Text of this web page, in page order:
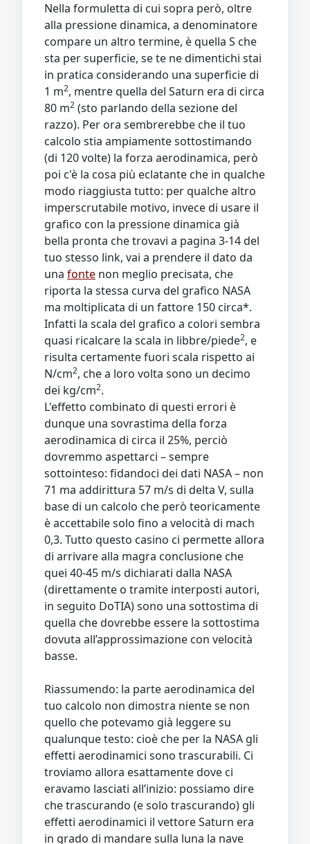
Nella formuletta di cui sopra però, oltre
alla pressione dinamica, a denominatore
compare un altro termine, è quella S che
sta per superficie, se te ne dimentichi stai
in pratica considerando una superficie di
1 m2, mentre quella del Saturn era di circa
80 m2 (sto parlando della sezione del
razzo). Per ora sembrerebbe che il tuo
calcolo stia ampiamente sottostimando
(di 120 volte) la forza aerodinamica, però
poi c'è la cosa più eclatante che in qualche
modo riaggiusta tutto: per qualche altro
imperscrutabile motivo, invece di usare il
grafico con la pressione dinamica già
bella pronta che trovavi a pagina 3-14 del
tuo stesso link, vai a prendere il dato da
una fonte non meglio precisata, che
riporta la stessa curva del grafico NASA
ma moltiplicata di un fattore 150 circa*.
Infatti la scala del grafico a colori sembra
quasi ricalcare la scala in libbre/piede2, e
risulta certamente fuori scala rispetto ai
N/cm2, che a loro volta sono un decimo
dei kg/cm2.
L'effetto combinato di questi errori è
dunque una sovrastima della forza
aerodinamica di circa il 25%, perciò
dovremmo aspettarci – sempre
sottointeso: fidandoci dei dati NASA – non
71 ma addirittura 57 m/s di delta V, sulla
base di un calcolo che però teoricamente
è accettabile solo fino a velocità di mach
0,3. Tutto questo casino ci permette allora
di arrivare alla magra conclusione che
quei 40-45 m/s dichiarati dalla NASA
(direttamente o tramite interposti autori,
in seguito DoTIA) sono una sottostima di
quella che dovrebbe essere la sottostima
dovuta all’approssimazione con velocità
basse.
Riassumendo: la parte aerodinamica del
tuo calcolo non dimostra niente se non
quello che potevamo già leggere su
qualunque testo: cioè che per la NASA gli
effetti aerodinamici sono trascurabili. Ci
troviamo allora esattamente dove ci
eravamo lasciati all’inizio: possiamo dire
che trascurando (e solo trascurando) gli
effetti aerodinamici il vettore Saturn era
in grado di mandare sulla luna la nave